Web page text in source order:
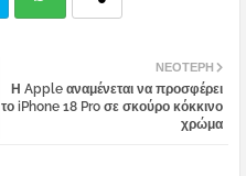
atsa
ΝΕΌΤΕΡΗ
Η Apple αναμένεται να προσφέρει
το iPhone 18 Pro σε σκούρο κόκκινο
χρώμα